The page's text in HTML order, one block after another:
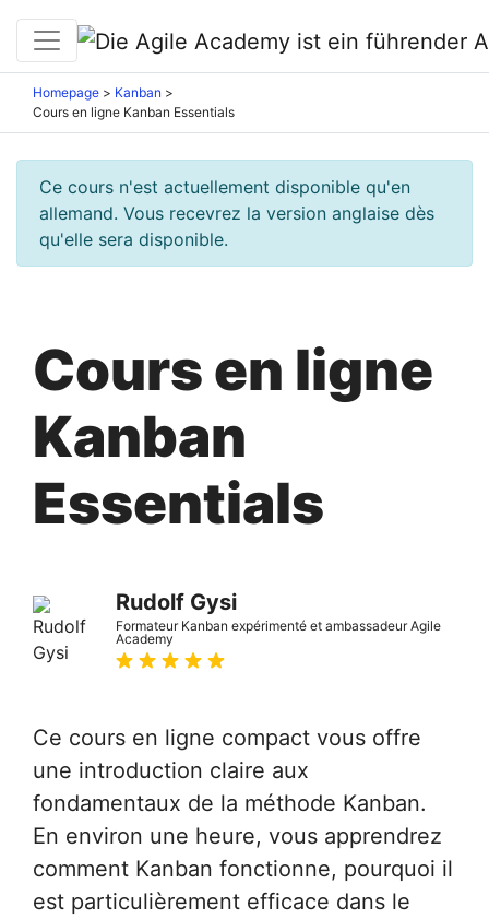
Homepage > Kanban >
Cours en ligne Kanban Essentials
Ce cours n'est actuellement disponible qu'en
allemand. Vous recevrez la version anglaise dès
qu'elle sera disponible.
Cours en ligne
Kanban
Essentials
Rudolf Gysi
Formateur Kanban expérimenté et ambassadeur Agile
Academy
Ce cours en ligne compact vous offre
une introduction claire aux
fondamentaux de la méthode Kanban.
En environ une heure, vous apprendrez
comment Kanban fonctionne, pourquoi il
est particulièrement efficace dans le